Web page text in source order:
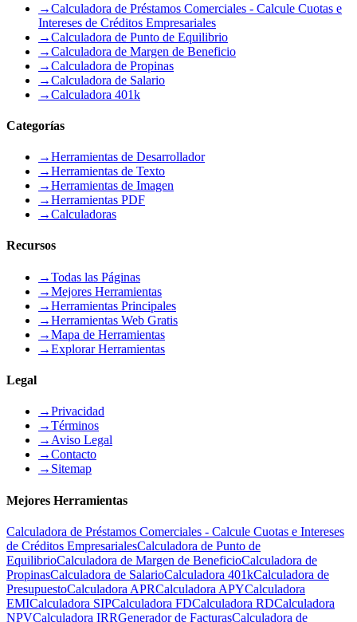
→Calculadora de Préstamos Comerciales - Calcule Cuotas e
Intereses de Créditos Empresariales
→Calculadora de Punto de Equilibrio
→Calculadora de Margen de Beneficio
→Calculadora de Propinas
→Calculadora de Salario
→Calculadora 401k
Categorías
→Herramientas de Desarrollador
→Herramientas de Texto
→Herramientas de Imagen
→Herramientas PDF
→Calculadoras
Recursos
→Todas las Páginas
→Mejores Herramientas
→Herramientas Principales
→Herramientas Web Gratis
→Mapa de Herramientas
→Explorar Herramientas
Legal
→Privacidad
→Términos
→ Aviso Legal
→Contacto
→ Sitemap
Mejores Herramientas
Calculadora de Préstamos Comerciales - Calcule Cuotas e Intereses
de Créditos EmpresarialesCalculadora de Punto de
EquilibrioCalculadora de Margen de BeneficioCalculadora de
PropinasCalculadora de SalarioCalculadora 401kCalculadora de
PresupuestoCalculadora APRCalculadora APYCalculadora
EMICalculadora SIPCalculadora FDCalculadora RDCalculadora
NPVCalculadora IRRGenerador de FacturasCalculadora de